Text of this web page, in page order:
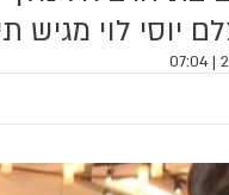
יוסי לוי מגיש